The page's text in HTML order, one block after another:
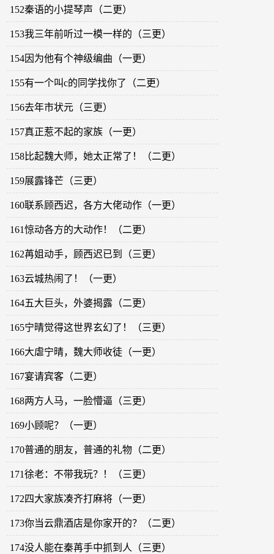
152秦语的小提琴声（二更）
153我三年前听过一模一样的（三更）
154因为他有个神级编曲（一更）
155有一个叫c的同学找你了（二更）
156去年市状元（三更）
157真正惹不起的家族（一更）
158比起魏大师，她太正常了！（二更）
159展露锋芒（三更）
160联系顾西迟，各方大佬动作（一更）
161惊动各方的大动作！（二更）
162苒姐动手，顾西迟已到（三更）
163云城热闹了！（一更）
164五大巨头，外婆揭露（二更）
165宁晴觉得这世界玄幻了！（三更）
166大虐宁晴，魏大师收徒（一更）
167宴请宾客（二更）
168两方人马，一脸懵逼（三更）
169小顾呢？（一更）
170普通的朋友，普通的礼物（二更）
171徐老：不带我玩？！（三更）
172四大家族凑齐打麻将（一更）
173你当云鼎酒店是你家开的？（二更）
174没人能在秦苒手中抓到人（三更）